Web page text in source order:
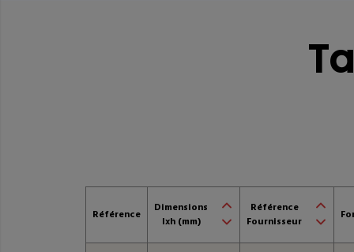
Référence
Dimensions
lxh (mm)
Référence
Fournisseur